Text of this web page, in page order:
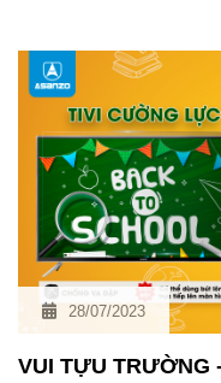
28/07/2023
VUI TỰU TRƯỜNG